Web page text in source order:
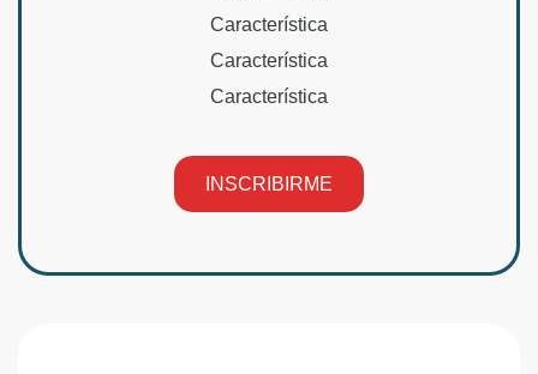
Característica
Característica
Característica
INSCRIBIRME